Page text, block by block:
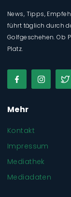
News, Tipps,
führt täglich durch
Golfgeschehen. Ob
Platz.
Mehr
Kontakt
Impressum
Mediathek
Mediadaten